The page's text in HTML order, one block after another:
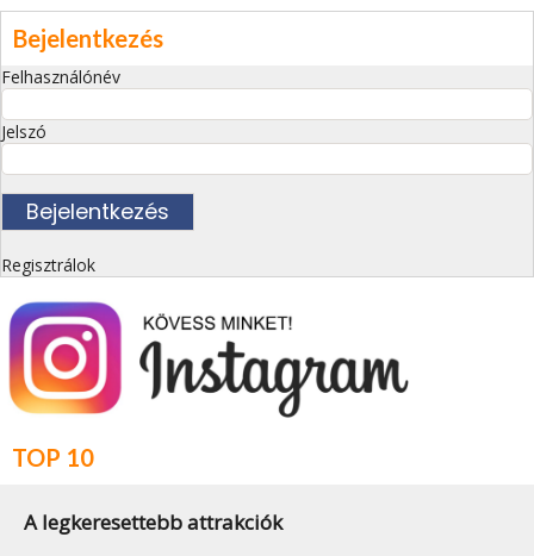
Bejelentkezés
Felhasználónév
Jelszó
Regisztrálok
TOP 10
A legkeresettebb attrakciók